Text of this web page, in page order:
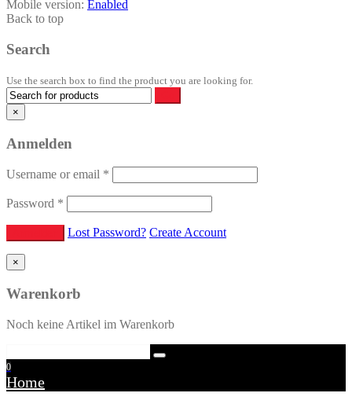
Mobile version: Enabled
Back to top
Search
Use the search box to find the product you are looking for.
×
Anmelden
Username or email *
Password *
Lost Password? Create Account
×
Warenkorb
Noch keine Artikel im Warenkorb
0
Home